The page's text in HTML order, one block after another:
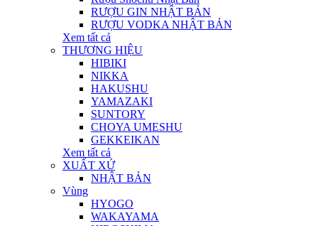
RƯỢU GIN NHẬT BẢN
RƯỢU VODKA NHẬT BẢN
Xem tất cả
THƯƠNG HIỆU
HIBIKI
NIKKA
HAKUSHU
YAMAZAKI
SUNTORY
CHOYA UMESHU
GEKKEIKAN
Xem tất cả
XUẤT XỨ
NHẬT BẢN
Vùng
HYOGO
WAKAYAMA